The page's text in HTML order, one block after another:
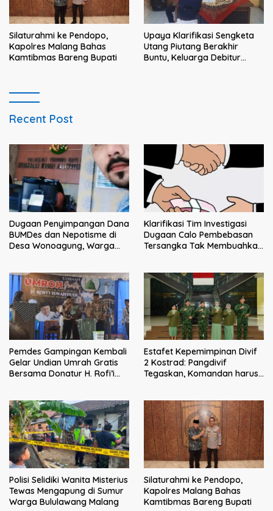
Silaturahmi ke Pendopo,
Kapolres Malang Bahas
Kamtibmas Bareng Bupati
Upaya Klarifikasi Sengketa
Utang Piutang Berakhir
Buntu, Keluarga Debitur
Recent Post
Dugaan Penyimpangan Dana
BUMDes dan Nepotisme di
Desa Wonoagung, Warga
Klarifikasi Tim Investigasi
Dugaan Calo Pembebasan
Tersangka Tak Membuahkan
Pemdes Gampingan Kembali
Gelar Undian Umrah Gratis
Bersama Donatur H. Rofi’i
Estafet Kepemimpinan Divif
2 Kostrad: Pangdivif
Tegaskan, Komandan harus
Polisi Selidiki Wanita Misterius
Tewas Mengapung di Sumur
Warga Bululawang Malang
Silaturahmi ke Pendopo,
Kapolres Malang Bahas
Kamtibmas Bareng Bupati